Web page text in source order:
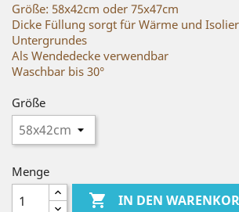
Größe: 58x42cm oder 75x47cm
Dicke Füllung sorgt für Wärme und
Untergrundes
Als Wendedecke verwendbar
Waschbar bis 30°
Größe
Menge
 IN DEN